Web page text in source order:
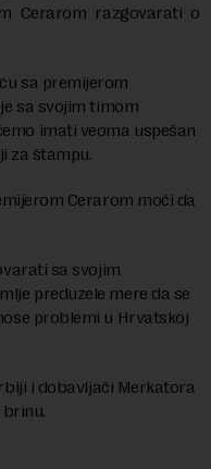
Cerarom razgovarati o
sa premijerom
sa svojim timom
imati veoma uspešan
za štampu.
Cerarom moći da
sa svojim
preduzele mere da se
problemi u Hrvatskoj
i dobavljači Merkatora
brinu.